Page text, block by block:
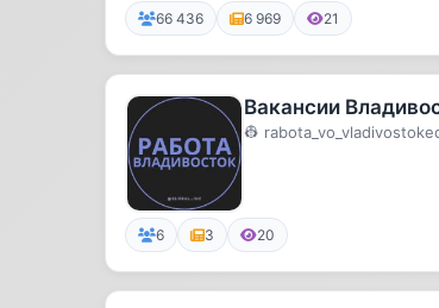
Работаем бе...
66 436 6 969 21
Вакансии
👷
6 3 20